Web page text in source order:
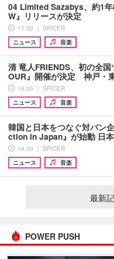
04 Limited Sazabys、約1
W』リリースが決定
17:00 ｜ SPICER
ニュース
音楽
清 竜人FRIENDS、初の全
OUR』開催が決定 神戸・
16:00 ｜ SPICER
ニュース
音楽
韓国と日本をつなぐ対バン
ction in Japan』が始動 日
14:30 ｜ SPICER
ニュース
音楽
最新
POWER PUSH